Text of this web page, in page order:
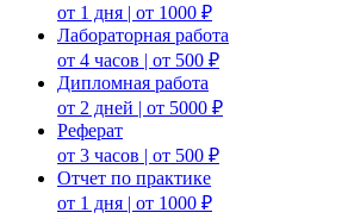
от 1 дня | от 1000 ₽
Лабораторная работа
от 4 часов | от 500 ₽
Дипломная работа
от 2 дней | от 5000 ₽
Реферат
от 3 часов | от 500 ₽
Отчет по практике
от 1 дня | от 1000 ₽